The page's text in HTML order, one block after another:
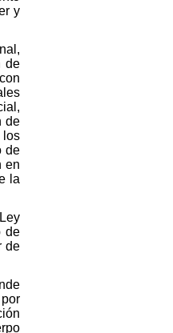
y
de
de
los
de
en
la
de
de